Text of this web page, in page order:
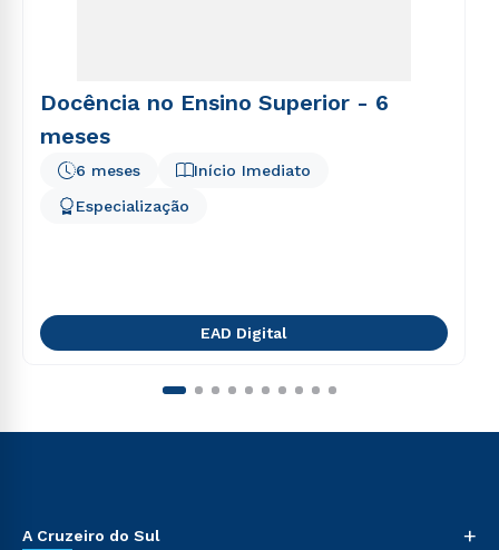
Docência no Ensino Superior - 6
meses
Início Imediato
6 meses
Especialização
EAD Digital
A Cruzeiro do Sul +